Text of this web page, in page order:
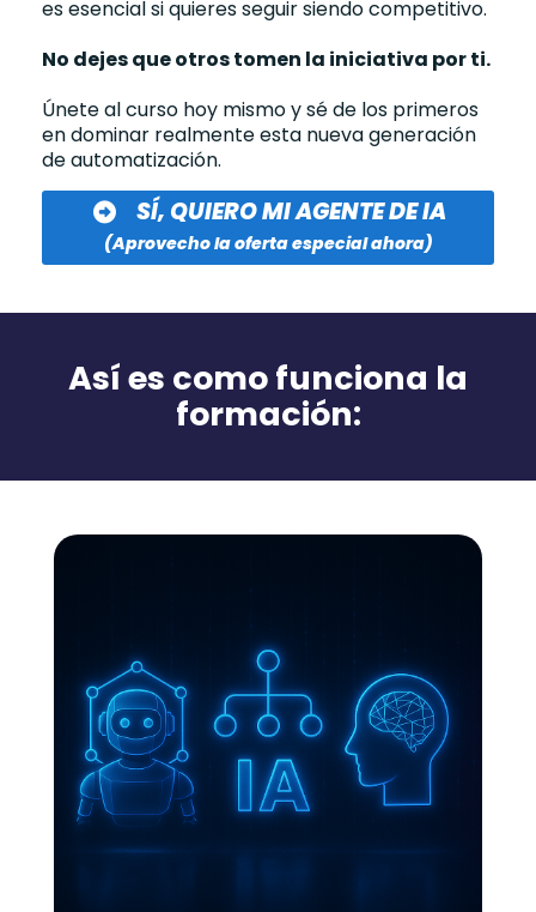
es esencial si quieres seguir siendo competitivo.
No dejes que otros tomen la iniciativa por ti.
Únete al curso hoy mismo y sé de los primeros
en dominar realmente esta nueva generación
de automatización.
SÍ, QUIERO MI AGENTE DE IA
(Aprovecho la oferta especial ahora)
Así es como funciona la
formación: